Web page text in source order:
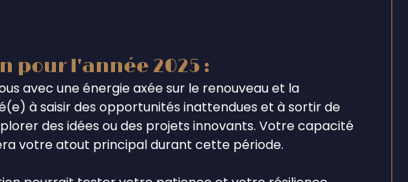
pour l'année 2025 :
avec une énergie axée sur le renouveau et la
à saisir des opportunités inattendues et à sortir de
des idées ou des projets innovants. Votre capacité
votre atout principal durant cette période.